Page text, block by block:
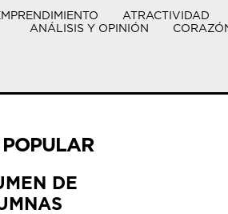
ATRACTIVIDAD
ANÁLISIS Y OPINIÓN
DE